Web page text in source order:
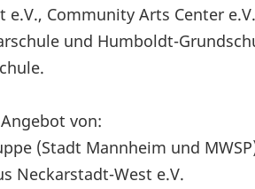
e.V., Community Arts Center
und Humboldt-
von:
(Stadt Mannheim und
Neckarstadt-West e.V.